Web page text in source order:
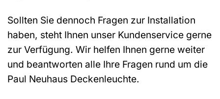
Sollten Sie dennoch Fragen zur Installation
haben, steht Ihnen unser Kundenservice gerne
zur Verfügung. Wir helfen Ihnen gerne weiter
und beantworten alle Ihre Fragen rund um die
Paul Neuhaus Deckenleuchte.